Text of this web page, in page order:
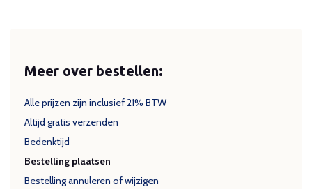
Meer over bestellen:
Alle prijzen zijn inclusief 21% BTW
Altijd gratis verzenden
Bedenktijd
Bestelling plaatsen
Bestelling annuleren of wijzigen